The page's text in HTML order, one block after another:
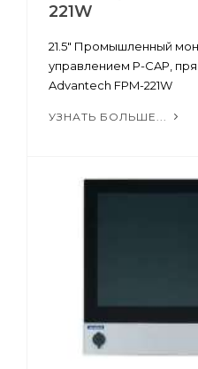
221W
21.5" Промышленный
управлением P-CAP,
Advantech FPM-221W
УЗНАТЬ БОЛЬШЕ...